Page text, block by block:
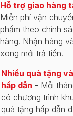
Hỗ trợ giao hàng
Miễn phí vận
phẩm theo chính
hàng. Nhận hàng
xong mới trả tiền.
Nhiều quà tặng
hấp dẫn - Mỗi
có chương trình
quà tặng hấp dẫn